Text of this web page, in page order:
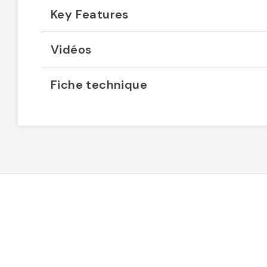
Key Features
Vidéos
Fiche technique